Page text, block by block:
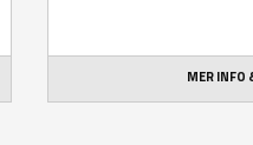
MER INFO